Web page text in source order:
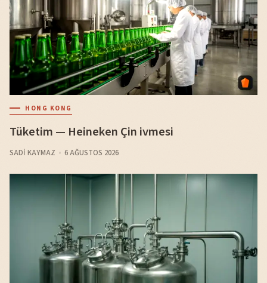
HONG KONG
Tüketim — Heineken Çin ivmesi
SADI KAYMAZ 6 AĞUSTOS 2026